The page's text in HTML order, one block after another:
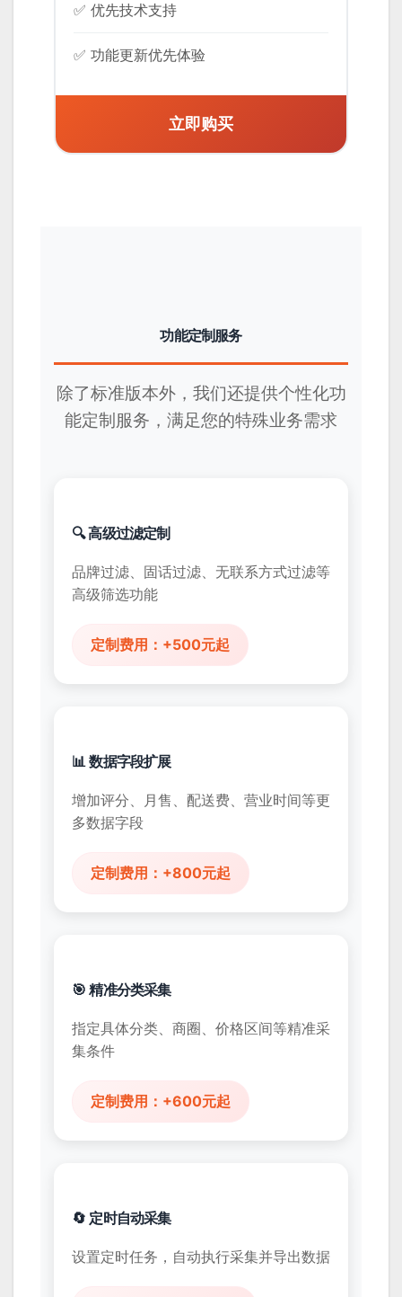
✅ 优先技术支持
✅ 功能更新优先体验
立即购买
功能定制服务
除了标准版本外，我们还提供个性化功
能定制服务，满足您的特殊业务需求
🔍 高级过滤定制
品牌过滤、固话过滤、无联系方式过滤等
高级筛选功能
定制费用：+500元起
📊 数据字段扩展
增加评分、月售、配送费、营业时间等更
多数据字段
定制费用：+800元起
🎯 精准分类采集
指定具体分类、商圈、价格区间等精准采
集条件
定制费用：+600元起
🔄 定时自动采集
设置定时任务，自动执行采集并导出数据